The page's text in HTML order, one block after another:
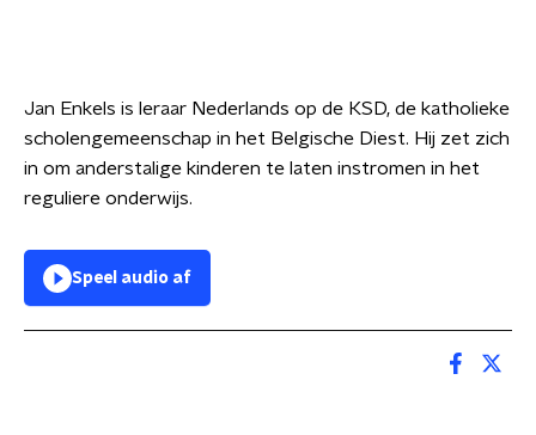
Jan Enkels is leraar Nederlands op de KSD, de katholieke
scholengemeenschap in het Belgische Diest. Hij zet zich
in om anderstalige kinderen te laten instromen in het
reguliere onderwijs.
Speel audio af